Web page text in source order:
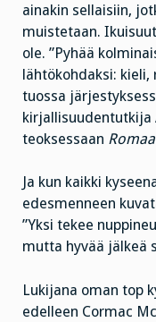
ainakin sellaisiin,
muistetaan.
ole. ”Pyhää
lähtökohdaksi:
tuossa
kirjallisuudentutkija
teoksessaan
Ja kun kaikki
edesmenneen
”Yksi tekee
mutta hyvää jälkeä
Lukijana oman top
edelleen Cormac